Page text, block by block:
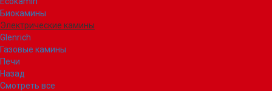
Биокамины
Электрические камины
Glenrich
Газовые камины
Печи
Назад
Смотреть все